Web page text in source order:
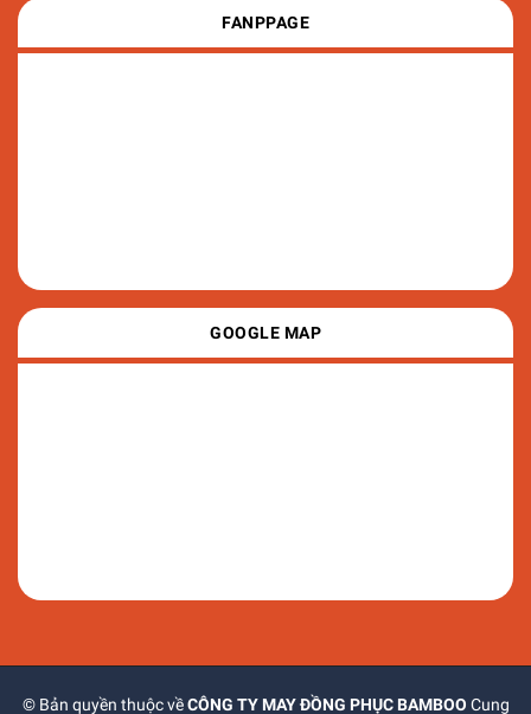
FANPPAGE
GOOGLE MAP
© Bản quyền thuộc vềCÔNG TY MAY ĐỒNG PHỤC BAMBOO Cung